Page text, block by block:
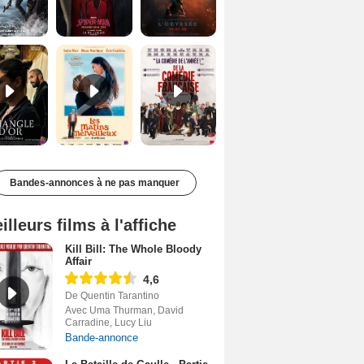
Le Triangle d'or Bande-annonce VF De la Comédie-Française Teaser VF
Bandes-annonces à ne pas manquer
films à l'affiche
Kill Bill: The Whole Bloody
Affair
4,6
De Quentin Tarantino
Avec Uma Thurman, David
Carradine, Lucy Liu
Bande-annonce